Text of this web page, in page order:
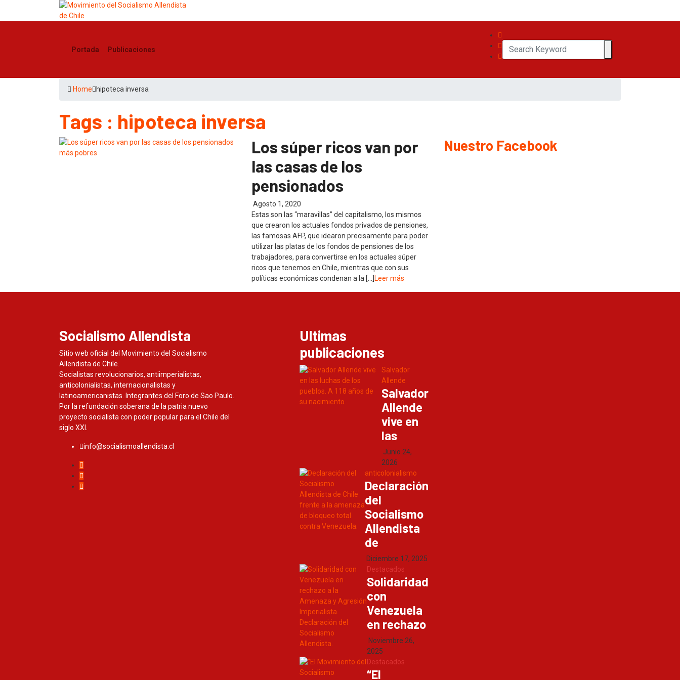
Portada Publicaciones
Home hipoteca inversa
Tags : hipoteca inversa
Los súper ricos van por
las casas de los
pensionados
Agosto 1, 2020
Estas son las “maravillas” del capitalismo, los mismos
que crearon los actuales fondos privados de pensiones,
las famosas AFP, que idearon precisamente para poder
utilizar las platas de los fondos de pensiones de los
trabajadores, para convertirse en los actuales súper
ricos que tenemos en Chile, mientras que con sus
políticas económicas condenan a la […]
Leer más
Nuestro Facebook
Socialismo Allendista
Sitio web oficial del Movimiento del Socialismo
Allendista de Chile.
Socialistas revolucionarios, antiimperialistas,
anticolonialistas, internacionalistas y
latinoamericanistas. Integrantes del Foro de Sao Paulo.
Por la refundación soberana de la patria nuevo
proyecto socialista con poder popular para el Chile del
siglo XXI.
info@socialismoallendista.cl
Ultimas
publicaciones
Salvador
Allende
Salvador
Allende
vive en
las
Junio 24,
2026
anticolonialismo
Declaración
del
Socialismo
Allendista
de
Diciembre 17, 2025
Destacados
Solidaridad
con
Venezuela
en rechazo
Noviembre 26,
2025
Destacados
“El